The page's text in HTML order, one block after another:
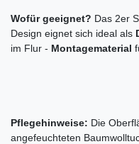
Wofür geeignet? Das 2er
Design eignet sich ideal als
im Flur - Montagematerial
Pflegehinweise: Die
angefeuchteten